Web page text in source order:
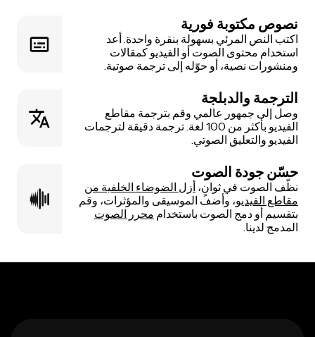
نصوص مكتوبة فورية
اكتب النص المرئي بسهولة بنقرة واحدة. أعد
استخدام محتوى الصوت أو الفيديو كمقالات
ومنشورات نصية، أو حوّله إلى ترجمة صوتية.
الترجمة والدبلجة
وصل إلى جمهور عالمي وقم بترجمة مقاطع
الفيديو بأكثر من 100 لغة. ترجمة دقيقة لترجمات
الفيديو والتعليق الصوتي.
حسّن جودة الصوت
نظّف الصوت في ثوانٍ، أزل الضوضاء الخلفية من
مقاطع الفيديو، وأضف الموسيقى والمؤثرات، وقم
بتقسيم أو دمج الصوت باستخدام محرر الصوت
المدمج لدينا.